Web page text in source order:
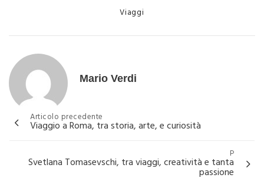
Categories
Viaggi
Mario Verdi
Navigazione
articoli
Articolo precedente
Viaggio a Roma, tra storia, arte, e curiosità
P
Svetlana Tomasevschi, tra viaggi, creatività e tanta
passione